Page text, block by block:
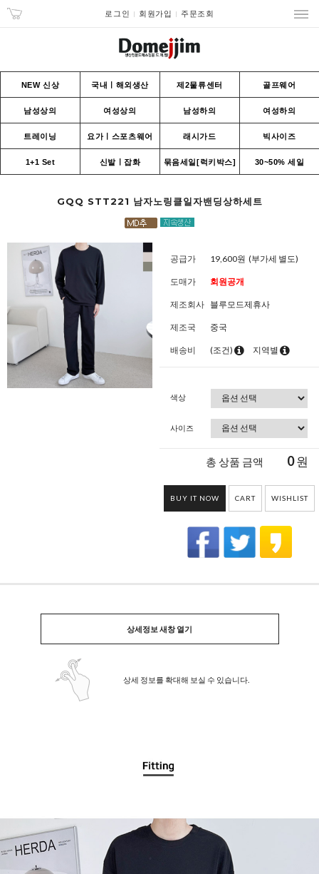
로그인 회원가입 주문조회
NEW 신상 국내ㅣ해외생산 제2물류센터 골프웨어
남성상의 여성상의 남성하의 여성하의
트레이닝 요가ㅣ스포츠웨어 래시가드 빅사이즈
1+1 Set 신발ㅣ잡화 묶음세일[럭키박스] 30~50% 세일
GQQ STT221 남자노링클일자밴딩상하세트
공급가 19,600원 (부가세 별도)
도매가 회원공개
제조회사 블루모드제휴사
제조국 중국
배송비 (조건) 지역별
색상
사이즈
총 상품 금액 0원
BUY IT NOW CART WISHLIST
상세정보 새창 열기
상세 정보를 확대해 보실 수 있습니다.